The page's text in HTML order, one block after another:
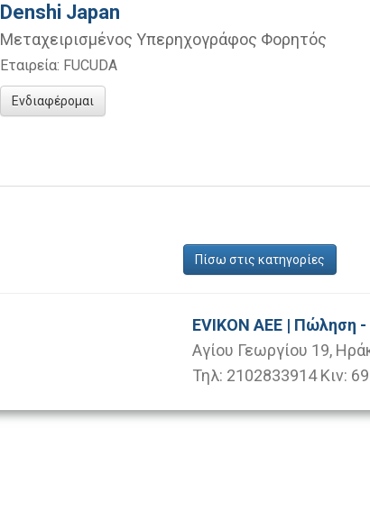
Denshi Japan
Μεταχειρισμένος Υπερηχογράφος Φορητός
Εταιρεία: FUCUDA
Ενδιαφέρομαι
Πίσω στις κατηγορίες
EVIKON AEE | Πώληση
Αγίου Γεωργίου 19,
Τηλ: 2102833914 Κιν: